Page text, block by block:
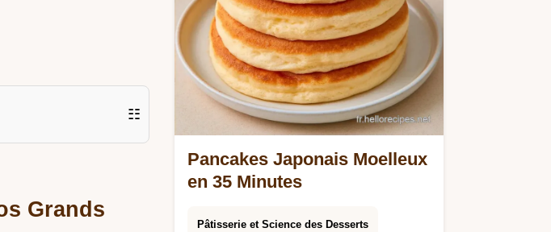
☷
Grands
Pancakes Japonais Moelleux
en 35 Minutes
Pâtisserie et Science des Desserts